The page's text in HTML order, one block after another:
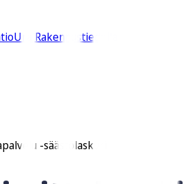
Ura Rakennustiedolla
-säästölaskuri